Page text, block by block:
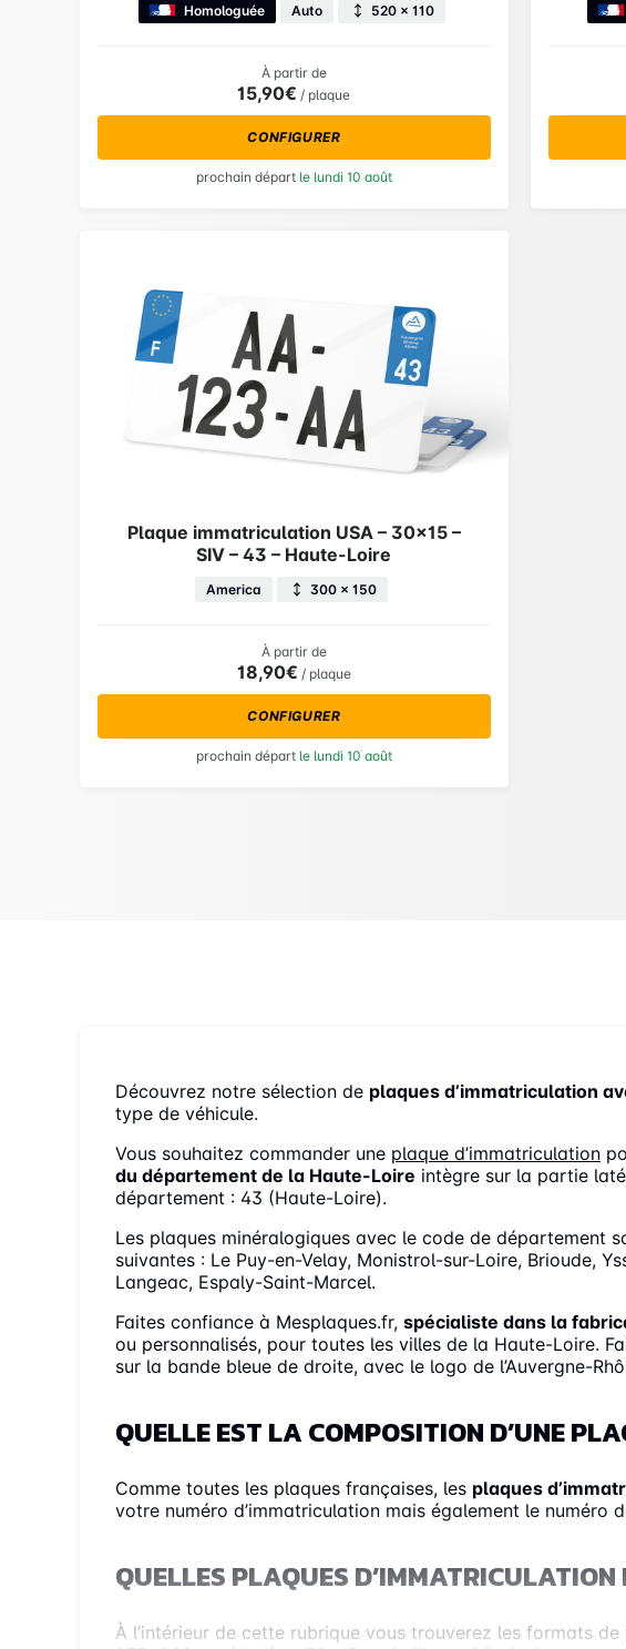
Homologuée Auto 520 × 110
À partir de
15,90€ / plaque
CONFIGURER
prochain départ le lundi 10 août
Plaque immatriculation USA – 30×15 –
SIV – 43 – Haute-Loire
America 300 × 150
À partir de
18,90€ / plaque
CONFIGURER
prochain départ le lundi 10 août
Découvrez notre sélection de plaques d’immatriculation
type de véhicule.
Vous souhaitez commander une plaque d’immatriculation
du département de la Haute-Loire intègre sur la partie
département : 43 (Haute-Loire).
Les plaques minéralogiques avec le code de département
suivantes : Le Puy-en-Velay, Monistrol-sur-Loire, Brioude,
Langeac, Espaly-Saint-Marcel.
Faites confiance à Mesplaques.fr, spécialiste dans la
ou personnalisés, pour toutes les villes de la Haute-Loire.
sur la bande bleue de droite, avec le logo de l’Auvergne-
QUELLE EST LA COMPOSITION D’UNE
Comme toutes les plaques françaises, les plaques
votre numéro d’immatriculation mais également le
QUELLES PLAQUES
À l’intérieur de cette rubrique vous trouverez les formats